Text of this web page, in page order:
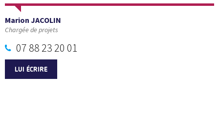
Marion JACOLIN
Chargée de projets
07 88 23 20 01
LUI ÉCRIRE